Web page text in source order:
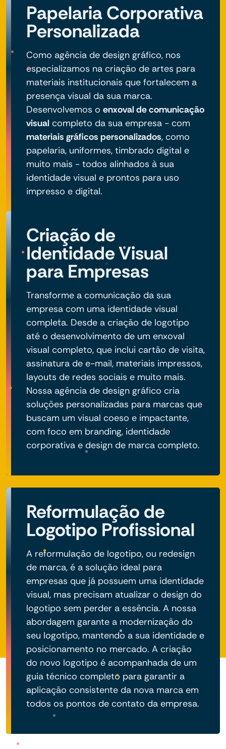
Papelaria Corporativa
Personalizada
Como agência de design gráfico, nos
especializamos na criação de artes para
materiais institucionais que fortalecem a
presença visual da sua marca.
Desenvolvemos o enxoval de comunicação
visual completo da sua empresa - com
materiais gráficos personalizados, como
papelaria, uniformes, timbrado digital e
muito mais - todos alinhados à sua
identidade visual e prontos para uso
impresso e digital.
Criação de
Identidade Visual
para Empresas
Transforme a comunicação da sua
empresa com uma identidade visual
completa. Desde a criação de logotipo
até o desenvolvimento de um enxoval
visual completo, que inclui cartão de visita,
assinatura de e-mail, materiais impressos,
layouts de redes sociais e muito mais.
Nossa agência de design gráfico cria
soluções personalizadas para marcas que
buscam um visual coeso e impactante,
com foco em branding, identidade
corporativa e design de marca completo.
Reformulação de
Logotipo Profissional
A reformulação de logotipo, ou redesign
de marca, é a solução ideal para
empresas que já possuem uma identidade
visual, mas precisam atualizar o design do
logotipo sem perder a essência. A nossa
abordagem garante a modernização do
seu logotipo, mantendo a sua identidade e
posicionamento no mercado. A criação
do novo logotipo é acompanhada de um
guia técnico completo para garantir a
aplicação consistente da nova marca em
todos os pontos de contato da empresa.